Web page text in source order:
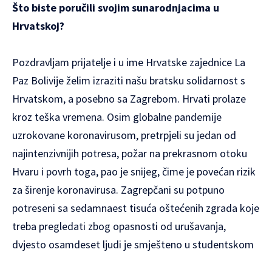
Što biste poručili svojim sunarodnjacima u
Hrvatskoj?
Pozdravljam prijatelje i u ime Hrvatske zajednice La
Paz Bolivije želim izraziti našu bratsku solidarnost s
Hrvatskom, a posebno sa Zagrebom. Hrvati prolaze
kroz teška vremena. Osim globalne pandemije
uzrokovane koronavirusom, pretrpjeli su jedan od
najintenzivnijih potresa, požar na prekrasnom otoku
Hvaru i povrh toga, pao je snijeg, čime je povećan rizik
za širenje koronavirusa. Zagrepčani su potpuno
potreseni sa sedamnaest tisuća oštećenih zgrada koje
treba pregledati zbog opasnosti od urušavanja,
dvjesto osamdeset ljudi je smješteno u studentskom